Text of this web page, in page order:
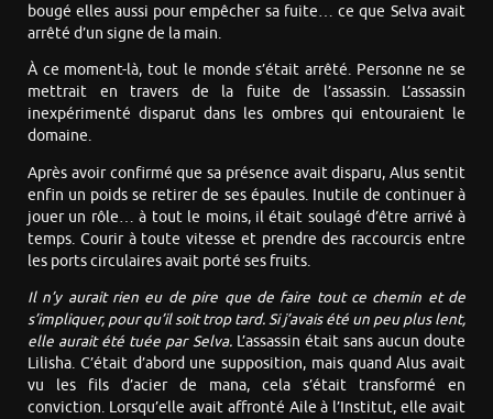
bougé elles aussi pour empêcher sa fuite… ce que Selva avait
arrêté d’un signe de la main.
À ce moment-là, tout le monde s’était arrêté. Personne ne se
mettrait en travers de la fuite de l’assassin. L’assassin
inexpérimenté disparut dans les ombres qui entouraient le
domaine.
Après avoir confirmé que sa présence avait disparu, Alus sentit
enfin un poids se retirer de ses épaules. Inutile de continuer à
jouer un rôle… à tout le moins, il était soulagé d’être arrivé à
temps. Courir à toute vitesse et prendre des raccourcis entre
les ports circulaires avait porté ses fruits.
Il n’y aurait rien eu de pire que de faire tout ce chemin et de
s’impliquer, pour qu’il soit trop tard. Si j’avais été un peu plus lent,
elle aurait été tuée par Selva.L’assassin était sans aucun doute
Lilisha. C’était d’abord une supposition, mais quand Alus avait
vu les fils d’acier de mana, cela s’était transformé en
conviction. Lorsqu’elle avait affronté Aile à l’Institut, elle avait